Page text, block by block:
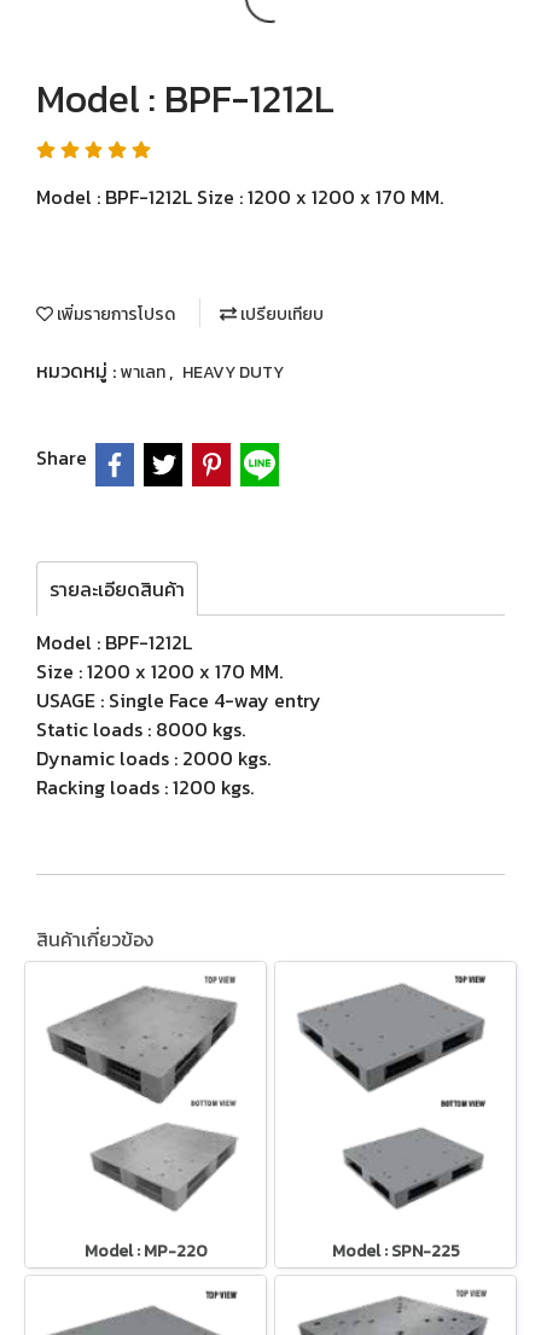
Model : BPF-1212L
Model : BPF-1212L Size : 1200 x 1200 x 170 MM.
เพิ่มรายการโปรด เปรียบเทียบ
หมวดหมู่ :พาเลท, HEAVY DUTY
Share
รายละเอียดสินค้า
Model : BPF-1212L
Size : 1200 x 1200 x 170 MM.
USAGE : Single Face 4-way entry
Static loads : 8000 kgs.
Dynamic loads : 2000 kgs.
Racking loads : 1200 kgs.
สินค้าเกี่ยวข้อง
Model : MP-220 Model : SPN-225